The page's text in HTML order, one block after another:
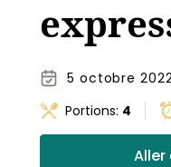
5 octobre
Portions: 4